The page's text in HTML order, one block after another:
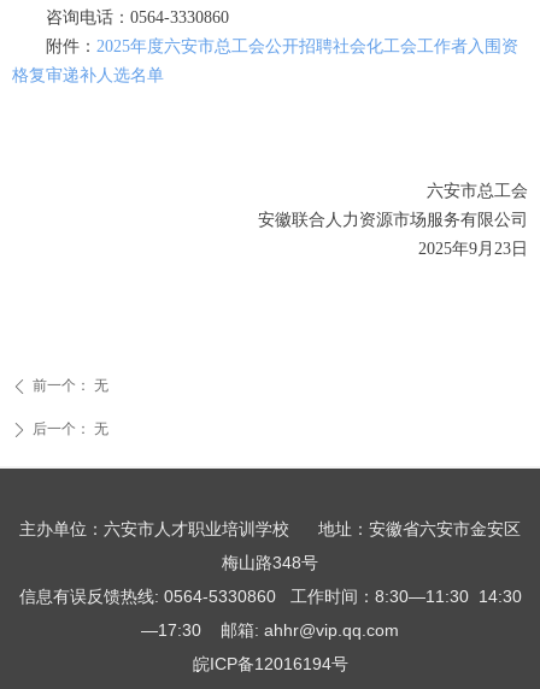
咨询电话：0564-3330860
附件： 2025年度六安市总工会公开招聘社会化工会工作者入围资
格复审递补人选名单
六安市总工会
安徽联合人力资源市场服务有限公司
2025年9月23日
ꄴ 前一个： 无
ꄲ 后一个： 无
主办单位：六安市人才职业培训学校 地址：安徽省六安市金安区
梅山路348号
信息有误反馈热线: 0564-5330860 工作时间：8:30—11:30 14:30
—17:30 邮箱: ahhr@vip.qq.com
皖ICP备12016194号